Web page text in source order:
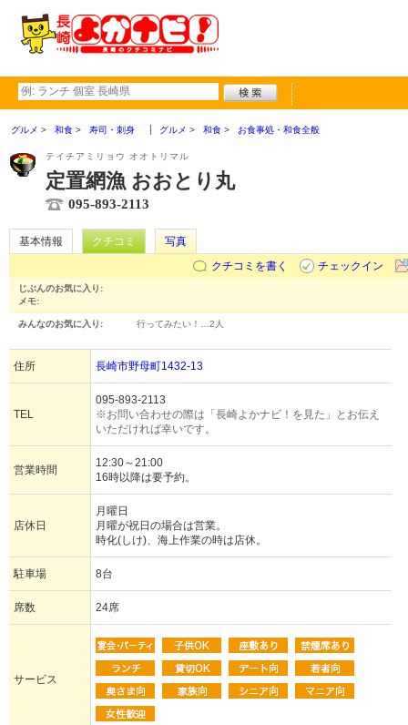
グルメ 和食 寿司・刺身 グルメ 和食 お食事処・和食全般
テイチアミリョウ オオトリマル
定置網漁 おおとり丸
095-893-2113
基本情報 クチコミ
写真
クチコミを書く
チェックイン
じぶんのお気に入り:
メモ:
みんなのお気に入り: 行ってみたい！… 2人
住所 長崎市野母町1432-13
TEL
095-893-2113
※お問い合わせの際は「長崎よかナビ！を見た」とお伝え
いただければ幸いです。
営業時間
12:30～21:00
16時以降は要予約。
店休日
月曜日
月曜が祝日の場合は営業。
時化(しけ)、海上作業の時は店休。
駐車場 8台
席数 24席
サービス